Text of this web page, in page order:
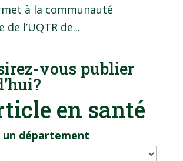
à la communauté
l’UQTR de...
vous publier
en santé
un département